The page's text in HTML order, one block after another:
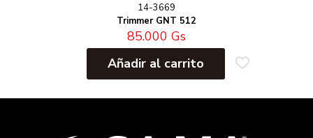
14-3669
Trimmer GNT 512
85.000 Gs
Añadir al carrito